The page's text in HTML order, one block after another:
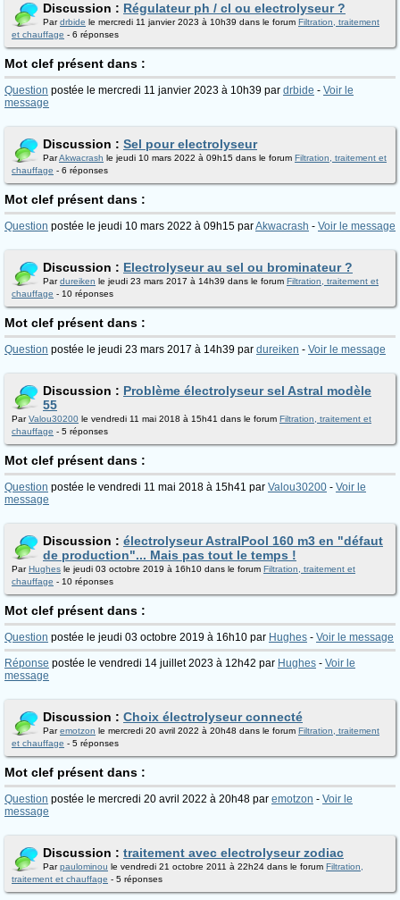
Discussion : Régulateur ph / cl ou electrolyseur ?
Pardrbide le mercredi 11 janvier 2023 à 10h39 dans le forum Filtration, traitement
et chauffage - 6 réponses
Mot clef présent dans :
Question postée le mercredi 11 janvier 2023 à 10h39 par drbide - Voir le
message
Discussion : Sel pour electrolyseur
ParAkwacrash le jeudi 10 mars 2022 à 09h15 dans le forum Filtration, traitement et
chauffage - 6 réponses
Mot clef présent dans :
Question postée le jeudi 10 mars 2022 à 09h15 parAkwacrash - Voir le message
Discussion : Electrolyseur au sel ou brominateur ?
Pardureiken le jeudi 23 mars 2017 à 14h39 dans le forum Filtration, traitement et
chauffage - 10 réponses
Mot clef présent dans :
Question postée le jeudi 23 mars 2017 à 14h39 par dureiken - Voir le message
Discussion : Problème électrolyseur sel Astral modèle
55
ParValou30200 le vendredi 11 mai 2018 à 15h41 dans le forum Filtration, traitement et
chauffage - 5 réponses
Mot clef présent dans :
Question postée le vendredi 11 mai 2018 à 15h41 par Valou30200 - Voir le
message
Discussion : électrolyseur AstralPool 160 m3 en "défaut
de production"... Mais pas tout le temps !
ParHughes le jeudi 03 octobre 2019 à 16h10 dans le forum Filtration, traitement et
chauffage - 10 réponses
Mot clef présent dans :
Question postée le jeudi 03 octobre 2019 à 16h10 par Hughes - Voir le message
Réponse postée le vendredi 14 juillet 2023 à 12h42 par Hughes - Voir le
message
Discussion : Choix électrolyseur connecté
Paremotzon le mercredi 20 avril 2022 à 20h48 dans le forum Filtration, traitement
et chauffage - 5 réponses
Mot clef présent dans :
Question postée le mercredi 20 avril 2022 à 20h48 par emotzon - Voir le
message
Discussion : traitement avec electrolyseur zodiac
Parpaulominou le vendredi 21 octobre 2011 à 22h24 dans le forum Filtration,
traitement et chauffage - 5 réponses